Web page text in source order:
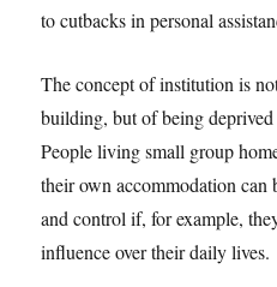
to cutbacks in personal
The concept of institution is
building, but of being
People living small group
their own accommodation
and control if, for example,
influence over their daily lives.